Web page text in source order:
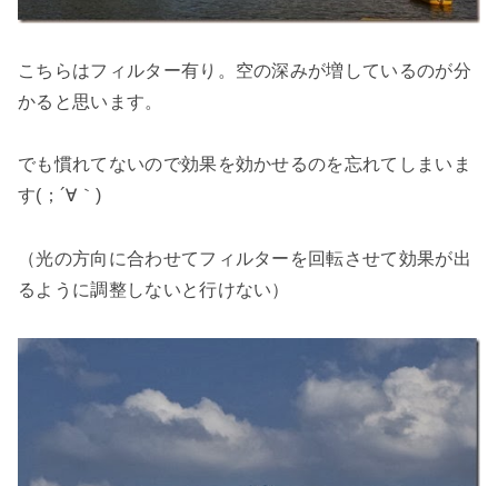
こちらはフィルター有り。空の深みが増しているのが分
かると思います。
でも慣れてないので効果を効かせるのを忘れてしまいま
す(；´∀｀)
（光の方向に合わせてフィルターを回転させて効果が出
るように調整しないと行けない）